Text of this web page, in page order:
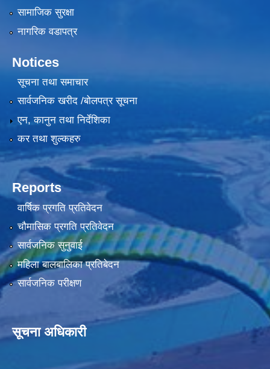
सामाजिक सुरक्षा
नागरिक वडापत्र
Notices
सूचना तथा समाचार
सार्वजनिक खरीद /बोलपत्र सूचना
एन, कानुन तथा निर्देशिका
कर तथा शुल्कहरु
Reports
वार्षिक प्रगति प्रतिवेदन
चौमासिक प्रगति प्रतिवेदन
सार्वजनिक सुनुवाई
महिला बालबालिका प्रतिबेदन
सार्वजनिक परीक्षण
सूचना अधिकारी